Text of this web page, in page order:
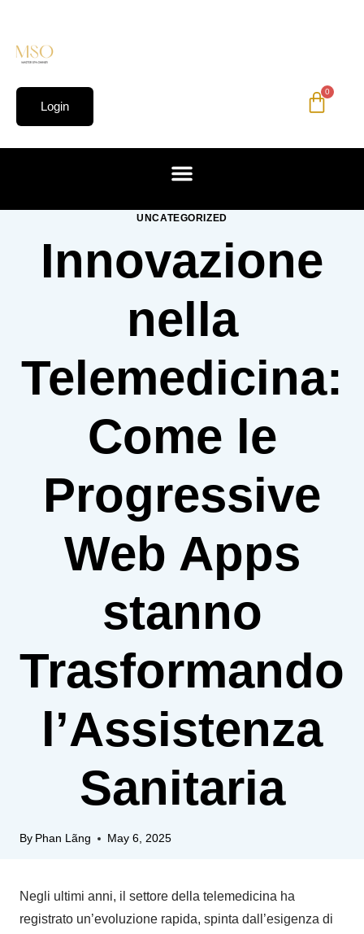
Login
0
UNCATEGORIZED
Innovazione
nella
Telemedicina:
Come le
Progressive
Web Apps
stanno
Trasformando
l’Assistenza
Sanitaria
By Phan Lãng May 6, 2025
Negli ultimi anni, il settore della telemedicina ha
registrato un’evoluzione rapida, spinta dall’esigenza di